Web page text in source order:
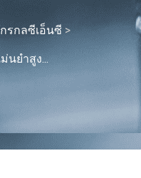
รกลซีเอ็นซี >
นยำสูง...